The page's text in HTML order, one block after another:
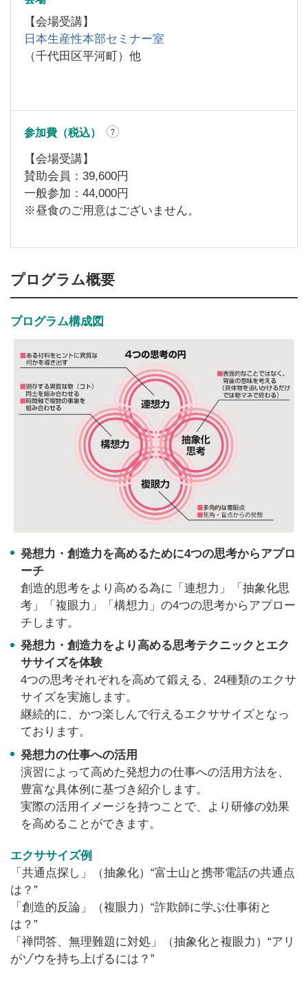
【会場受講】
日本生産性本部セミナー室
（千代田区平河町）他
参加費（税込）
【会場受講】
賛助会員：39,600円
一般参加：44,000円
※昼食のご用意はございません。
プログラム概要
プログラム構成図
発想力・創造力を高めるために4つの思考からアプロ
ーチ
創造的思考をより高める為に「連想力」「抽象化思
考」「複眼力」「構想力」の4つの思考からアプロー
チします。
発想力・創造力をより高める思考テクニックとエク
ササイズを体験
4つの思考それぞれを高めて鍛える、 24種類のエクサ
サイズを実施します。
継続的に、かつ楽しんで行えるエクササイズとなっ
ております。
発想力の仕事への活用
演習によって高めた発想力の仕事への活用方法を、
豊富な具体例に基づき紹介します。
実際の活用イメージを持つことで、より研修の効果
を高めることができます。
エクササイズ例
「共通点探し」（抽象化）“富士山と携帯電話の共通点
は？”
「創造的反論」（複眼力）“詐欺師に学ぶ仕事術と
は？”
「禅問答、無理難題に対処」（抽象化と複眼力）“アリ
がゾウを持ち上げるには？”